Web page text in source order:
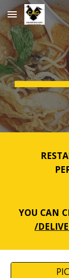
Skip to main
YOU CAN
/